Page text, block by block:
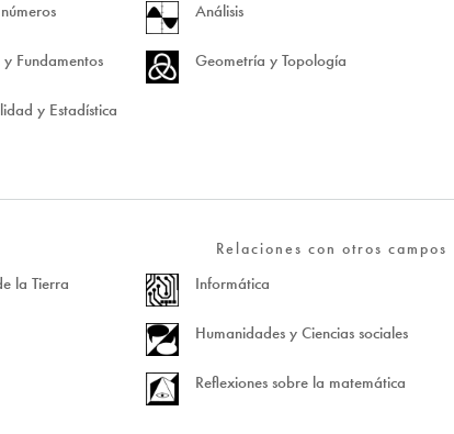
Análisis
Fundamentos Geometría y Topología
y Estadística
Relaciones con otros campos
la Tierra
Informática
Humanidades y Ciencias sociales
Reflexiones sobre la matemática